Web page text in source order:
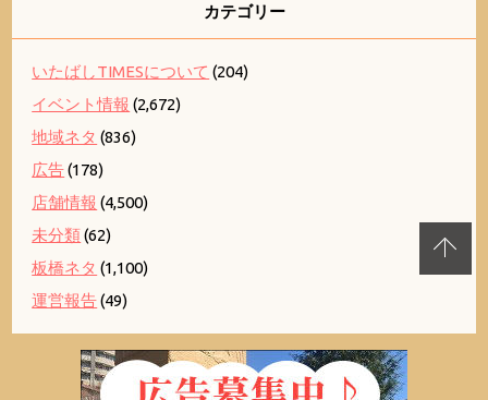
カテゴリー
いたばしTIMESについて (204)
イベント情報 (2,672)
地域ネタ (836)
広告(178)
店舗情報 (4,500)
未分類(62)
板橋ネタ (1,100)
運営報告(49)